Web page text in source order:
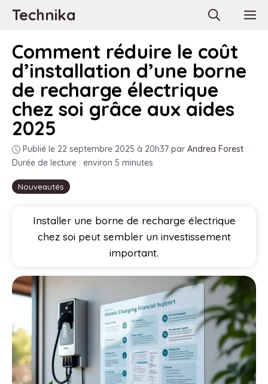
AllerTechnika
Nouveautés
Comment réduire le coût
d’installation d’une borne
de recharge électrique
chez soi grâce aux aides
2025
Publié le 22 septembre 2025 à 20h37 par Andrea Forest
·
Durée de lecture : environ 5 minutes
Installer une borne de recharge électrique
chez soi peut sembler un investissement
important.